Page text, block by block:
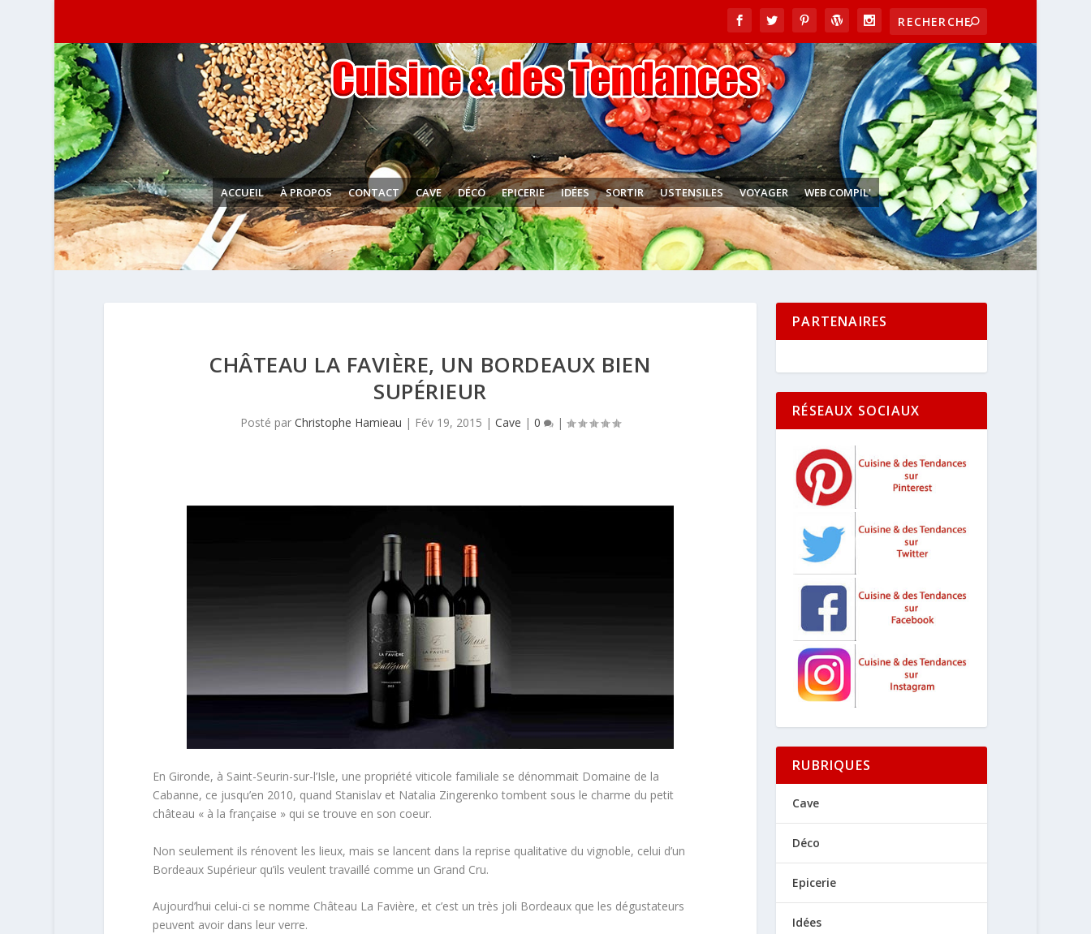
ACCUEIL À PROPOS CONTACT CAVE DÉCO EPICERIE IDÉES SORTIR USTENSILES VOYAGER WEB COMPIL'
CHÂTEAU LA FAVIÈRE, UN BORDEAUX BIEN
SUPÉRIEUR
Posté par Christophe Hamieau | Fév 19, 2015 | Cave | 0 |
En Gironde, à Saint-Seurin-sur-l’Isle, une propriété viticole familiale se dénommait Domaine de la
Cabanne, ce jusqu’en 2010, quand Stanislav et Natalia Zingerenko tombent sous le charme du petit
château « à la française » qui se trouve en son coeur.
Non seulement ils rénovent les lieux, mais se lancent dans la reprise qualitative du vignoble, celui d’un
Bordeaux Supérieur qu’ils veulent travaillé comme un Grand Cru.
Aujourd’hui celui-ci se nomme Château La Favière, et c’est un très joli Bordeaux que les dégustateurs
peuvent avoir dans leur verre.
PARTENAIRES
RÉSEAUX SOCIAUX
RUBRIQUES
Cave
Déco
Epicerie
Idées